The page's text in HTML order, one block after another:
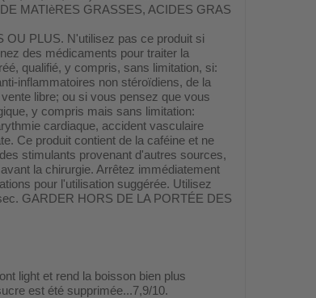
MATIèRES GRASSES, ACIDES GRAS
PLUS. N'utilisez pas ce produit si
des médicaments pour traiter la
qualifié, y compris, sans limitation, si:
inflammatoires non stéroïdiens, de la
libre; ou si vous pensez que vous
y compris mais sans limitation:
cardiaque, accident vasculaire
Ce produit contient de la caféine et ne
stimulants provenant d'autres sources,
la chirurgie. Arrêtez immédiatement
pour l'utilisation suggérée. Utilisez
GARDER HORS DE LA PORTÉE DES
light et rend la boisson bien plus
est été supprimée...7,9/10.